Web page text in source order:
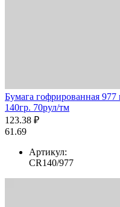
Бумага гофрированная
140гр. 70рул/тм
123.38 ₽
61.69
Артикул:
CR140/977